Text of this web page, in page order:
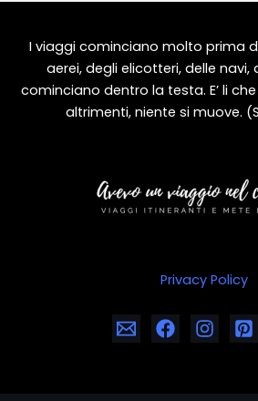
Skyway
I viaggi cominciano molto prima
aerei, degli elicotteri, delle navi,
cominciano dentro la testa. E’ li
altrimenti, niente si muove.
Privacy Policy